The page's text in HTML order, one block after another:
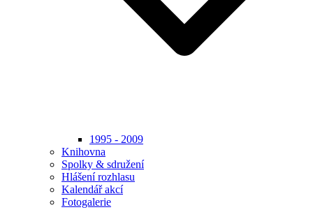
1995 - 2009
Knihovna
Spolky & sdružení
Hlášení rozhlasu
Kalendář akcí
Fotogalerie